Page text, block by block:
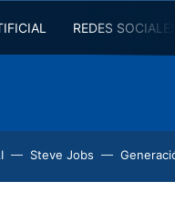
REDES
Steve Jobs